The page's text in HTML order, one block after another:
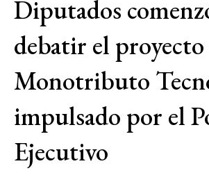
Diputados
debatir el proyecto
Monotributo
impulsado por el
Ejecutivo